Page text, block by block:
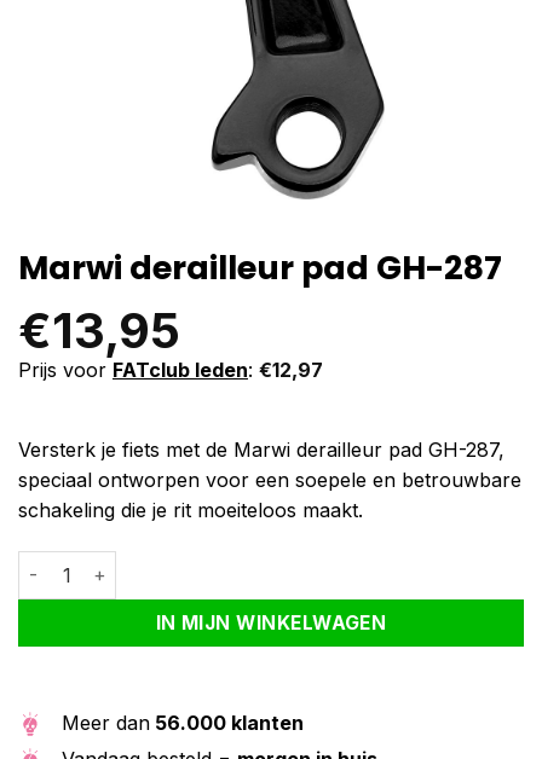
Marwi derailleur pad GH-287
€13,95
Prijs voor FATclub leden: €12,97
Versterk je fiets met de Marwi derailleur pad GH-287,
speciaal ontworpen voor een soepele en betrouwbare
schakeling die je rit moeiteloos maakt.
Marwi derailleur pad GH-287 aantal
IN MIJN WINKELWAGEN
Alternative:
Meer dan 56.000 klanten